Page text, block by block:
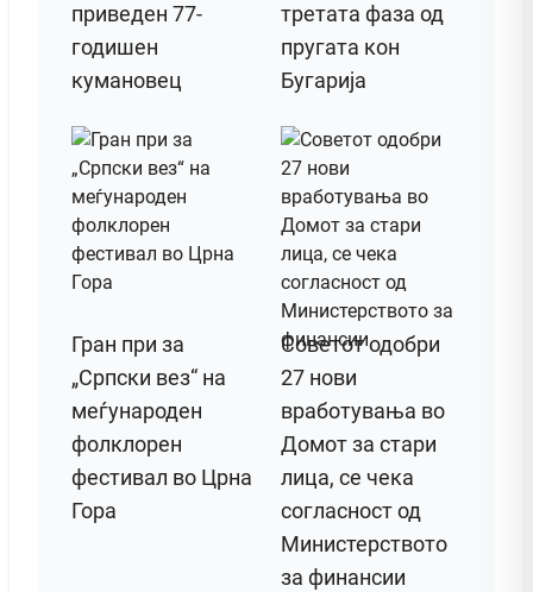
приведен 77-
годишен
кумановец
третата фаза од
пругата кон
Бугарија
Гран при за
„Српски вез“ на
меѓународен
фолклорен
фестивал во Црна
Гора
Советот одобри
27 нови
вработувања во
Домот за стари
лица, се чека
согласност од
Министерството
за финансии